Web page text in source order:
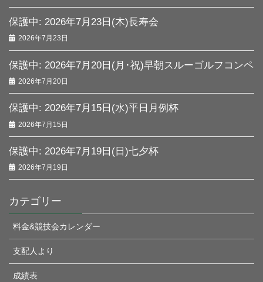
保護中: 2026年7月23日(木)長寿会
2026年7月23日
保護中: 2026年7月20日(月･祝)早朝スルーゴルフコンペ
2026年7月20日
保護中: 2026年7月15日(水)平日月例杯
2026年7月15日
保護中: 2026年7月19日(日)七夕杯
2026年7月19日
カテゴリー
料金&競技会カレンダー
支配人より
成績表